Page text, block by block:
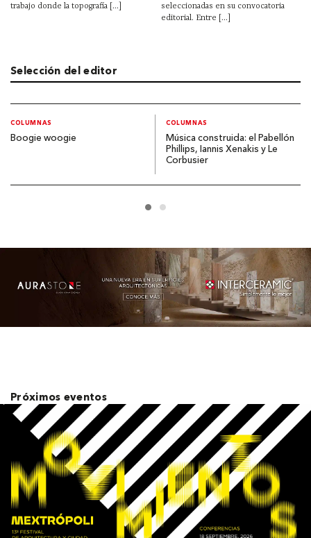
trabajo donde la topografía [...]
seleccionadas en su convocatoria
editorial. Entre [...]
Selección del editor
COLUMNAS
Boogie woogie
COLUMNAS
Música construida: el Pabellón
Phillips, Iannis Xenakis y Le
Corbusier
Próximos eventos